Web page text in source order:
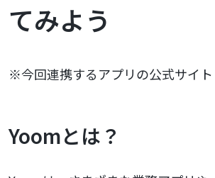
てみよう
※今回連携するアプリの公式サイト
Yoomとは？